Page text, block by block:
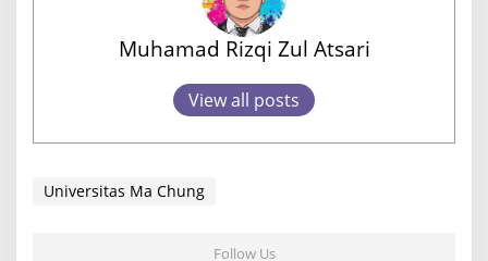
Muhamad Rizqi Zul Atsari
View all posts
Universitas Ma Chung
Follow Us